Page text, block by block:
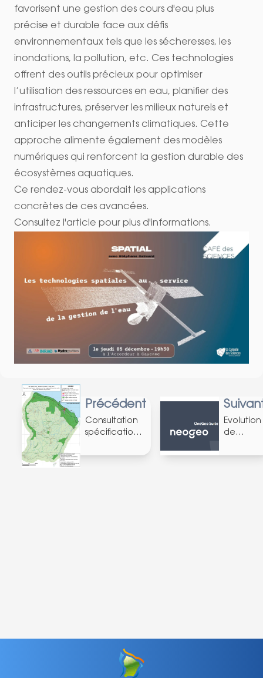
favorisent une gestion des cours d'eau plus
précise et durable face aux défis
environnementaux tels que les sécheresses, les
inondations, la pollution, etc. Ces technologies
offrent des outils précieux pour optimiser
l’utilisation des ressources en eau, planifier des
infrastructures, préserver les milieux naturels et
anticiper les changements climatiques. Cette
approche alimente également des modèles
numériques qui renforcent la gestion durable des
écosystèmes aquatiques.
Ce rendez-vous abordait les applications
concrètes de ces avancées.
Consultez l'article pour plus d'informations.
Précédent
Consultation
spécifications
(28/11/2024)
Evolution
de
(Version